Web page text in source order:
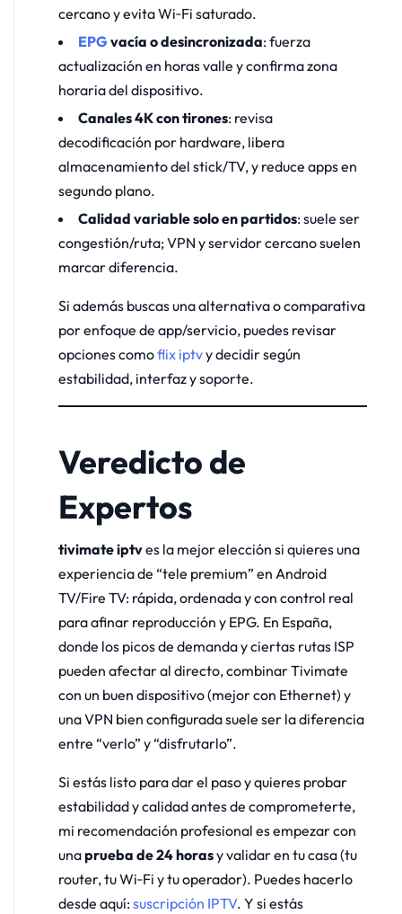
cercano y evita Wi‑Fi saturado.
EPG vacía o desincronizada: fuerza
actualización en horas valle y confirma zona
horaria del dispositivo.
Canales 4K con tirones: revisa
decodificación por hardware, libera
almacenamiento del stick/TV, y reduce apps en
segundo plano.
Calidad variable solo en partidos: suele ser
congestión/ruta; VPN y servidor cercano suelen
marcar diferencia.
Si además buscas una alternativa o comparativa
por enfoque de app/servicio, puedes revisar
opciones comoflix iptvy decidir según
estabilidad, interfaz y soporte.
Veredicto de
Expertos
tivimate iptves la mejor elección si quieres una
experiencia de “tele premium” en Android
TV/Fire TV: rápida, ordenada y con control real
para afinar reproducción y EPG. En España,
donde los picos de demanda y ciertas rutas ISP
pueden afectar al directo, combinar Tivimate
con un buen dispositivo (mejor con Ethernet) y
una VPN bien configurada suele ser la diferencia
entre “verlo” y “disfrutarlo”.
Si estás listo para dar el paso y quieres probar
estabilidad y calidad antes de comprometerte,
mi recomendación profesional es empezar con
unaprueba de 24 horasy validar en tu casa (tu
router, tu Wi‑Fi y tu operador). Puedes hacerlo
desde aquí:suscripción IPTV. Y si estás